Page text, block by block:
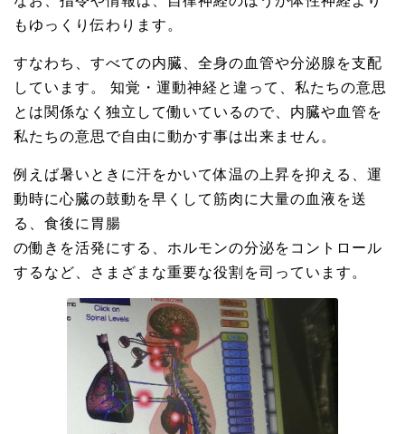
もゆっくり伝わります。
すなわち、すべての内臓、全身の血管や分泌腺を支配
しています。 知覚・運動神経と違って、私たちの意思
とは関係なく独立して働いているので、内臓や血管を
私たちの意思で自由に動かす事は出来ません。
例えば暑いときに汗をかいて体温の上昇を抑える、運
動時に心臓の鼓動を早くして筋肉に大量の血液を送
る、食後に胃腸
の働きを活発にする、ホルモンの分泌をコントロール
するなど、さまざまな重要な役割を司っています。